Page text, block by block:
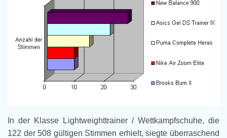
In der Klasse Lightweighttrainer / Wettkampfschuhe, die
122 der 508 gültigen Stimmen erhielt, siegte überraschend